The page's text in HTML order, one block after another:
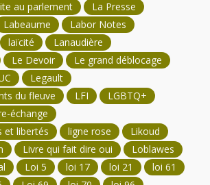
au parlement
La Presse
Labeaume
Labor Notes
laïcité
Lanaudière
Le Devoir
Le grand déblocage
Legault
du fleuve
LFI
LGBTQ+
échange
et libertés
ligne rose
Likoud
Livre qui fait dire oui
Loblawes
Loi 5 loi 17 loi 21
loi 61